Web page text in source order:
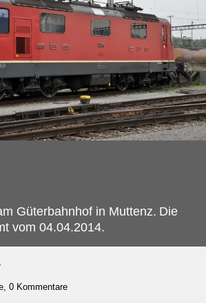
Güterbahnhof in Muttenz. Die
vom 04.04.2014.
0 Kommentare